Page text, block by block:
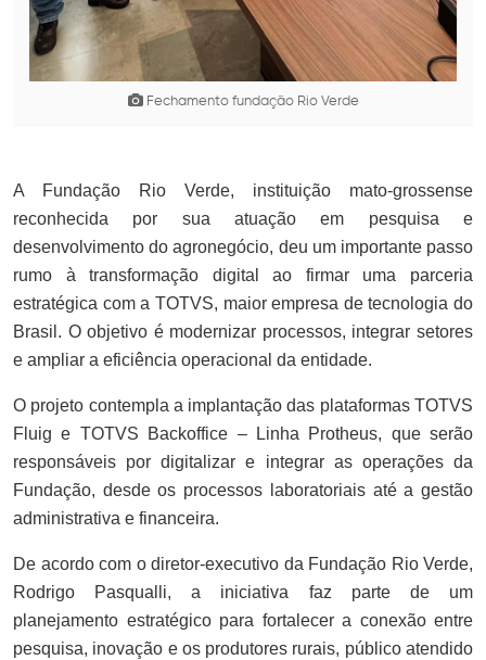
Fechamento fundação Rio Verde
A Fundação Rio Verde, instituição mato-grossense
reconhecida por sua atuação em pesquisa e
desenvolvimento do agronegócio, deu um importante passo
rumo à transformação digital ao firmar uma parceria
estratégica com a TOTVS, maior empresa de tecnologia do
Brasil. O objetivo é modernizar processos, integrar setores
e ampliar a eficiência operacional da entidade.
O projeto contempla a implantação das plataformas TOTVS
Fluig e TOTVS Backoffice – Linha Protheus, que serão
responsáveis por digitalizar e integrar as operações da
Fundação, desde os processos laboratoriais até a gestão
administrativa e financeira.
De acordo com o diretor-executivo da Fundação Rio Verde,
Rodrigo Pasqualli, a iniciativa faz parte de um
planejamento estratégico para fortalecer a conexão entre
pesquisa, inovação e os produtores rurais, público atendido